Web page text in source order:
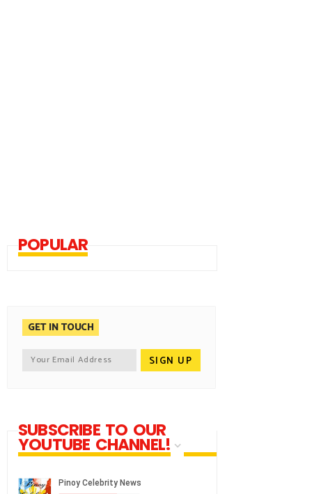
POPULAR
GET IN TOUCH
SUBSCRIBE TO OUR
YOUTUBE CHANNEL!